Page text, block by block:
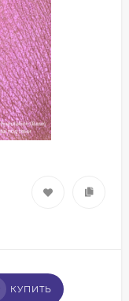
КУПИТЬ